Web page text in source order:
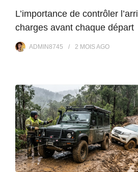
L’importance de contrôler
charges avant chaque départ
ADMIN8745 2 MOISAGO